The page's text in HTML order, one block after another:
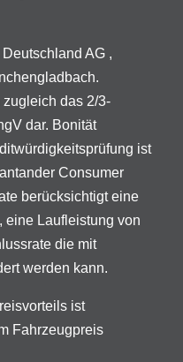
AG ,
das 2/3-
dar. Bonität
ist
Consumer
berücksichtigt eine
eine Laufleistung von
die mit
werden kann.
ist
Fahrzeugpreis